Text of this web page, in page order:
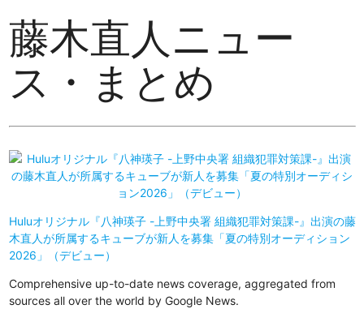
藤木直人ニュー
ス・まとめ
Huluオリジナル『八神瑛子 -上野中央署 組織犯罪対策課-』出演の藤
木直人が所属するキューブが新人を募集「夏の特別オーディション
2026」（デビュー）
Comprehensive up-to-date news coverage, aggregated from
sources all over the world by Google News.